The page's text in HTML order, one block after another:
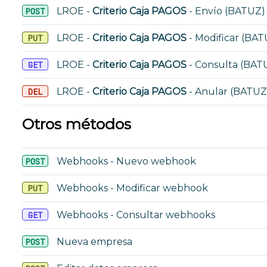
POST LROE - Criterio Caja PAGOS - Envío (BATUZ)
PUT LROE - Criterio Caja PAGOS - Modificar
GET LROE - Criterio Caja PAGOS - Consulta
DEL LROE - Criterio Caja PAGOS - Anular
Otros métodos
POST Webhooks - Nuevo webhook
PUT Webhooks - Modificar webhook
GET Webhooks - Consultar webhooks
POST Nueva empresa